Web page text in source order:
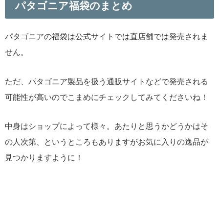
パタゴニア福袋のまとめ
パタゴニアの福袋は公式サイトでは直店舗では発売されま
せん。
ただ、パタゴニア製品を扱う通販サイトなどで発売される
可能性が高いのでこまめにチェックしてみてくださいね！
中身はショップによって様々。あたりと思うかどうかはそ
の人次第、というところもありますがお気に入りの逸品が
見つかりますように！